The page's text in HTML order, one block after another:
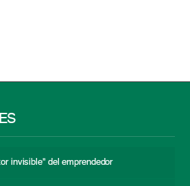
invisible” del emprendedor